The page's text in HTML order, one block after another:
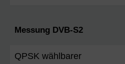
Messung DVB-S2
QPSK wählbarer